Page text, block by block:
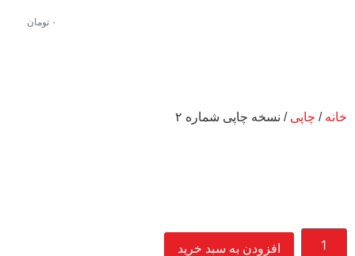
۰ تومان
خانه / چاپی / نسخه چاپی شماره ۲
افزودن به سبد خرید